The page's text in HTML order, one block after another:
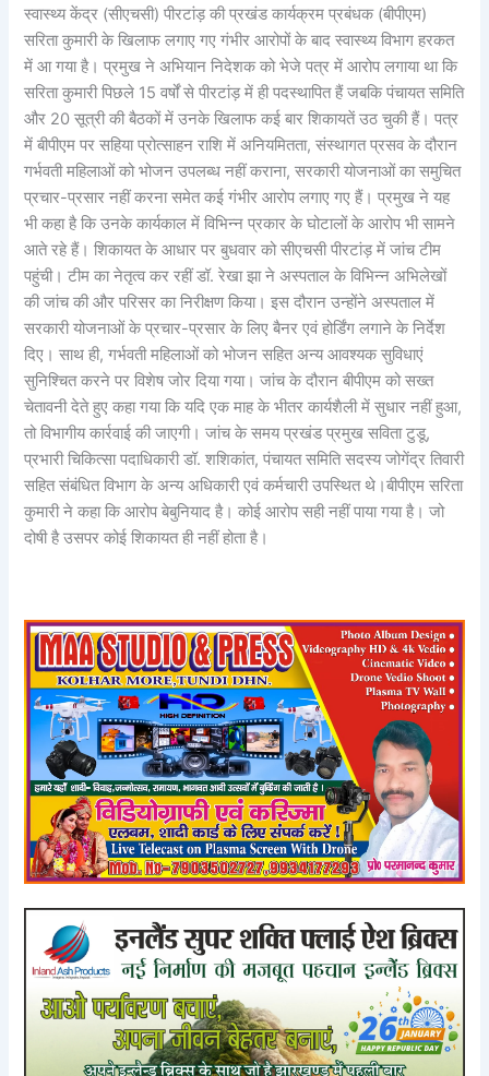
स्वास्थ्य केंद्र (सीएचसी) पीरटांड़ की प्रखंड कार्यक्रम प्रबंधक (बीपीएम)
सरिता कुमारी के खिलाफ लगाए गए गंभीर आरोपों के बाद स्वास्थ्य विभाग हरकत
में आ गया है। प्रमुख ने अभियान निदेशक को भेजे पत्र में आरोप लगाया था कि
सरिता कुमारी पिछले 15 वर्षों से पीरटांड़ में ही पदस्थापित हैं जबकि पंचायत समिति
और 20 सूत्री की बैठकों में उनके खिलाफ कई बार शिकायतें उठ चुकी हैं। पत्र
में बीपीएम पर सहिया प्रोत्साहन राशि में अनियमितता, संस्थागत प्रसव के दौरान
गर्भवती महिलाओं को भोजन उपलब्ध नहीं कराना, सरकारी योजनाओं का समुचित
प्रचार-प्रसार नहीं करना समेत कई गंभीर आरोप लगाए गए हैं। प्रमुख ने यह
भी कहा है कि उनके कार्यकाल में विभिन्न प्रकार के घोटालों के आरोप भी सामने
आते रहे हैं। शिकायत के आधार पर बुधवार को सीएचसी पीरटांड़ में जांच टीम
पहुंची। टीम का नेतृत्व कर रहीं डॉ. रेखा झा ने अस्पताल के विभिन्न अभिलेखों
की जांच की और परिसर का निरीक्षण किया। इस दौरान उन्होंने अस्पताल में
सरकारी योजनाओं के प्रचार-प्रसार के लिए बैनर एवं होर्डिंग लगाने के निर्देश
दिए। साथ ही, गर्भवती महिलाओं को भोजन सहित अन्य आवश्यक सुविधाएं
सुनिश्चित करने पर विशेष जोर दिया गया। जांच के दौरान बीपीएम को सख्त
चेतावनी देते हुए कहा गया कि यदि एक माह के भीतर कार्यशैली में सुधार नहीं हुआ,
तो विभागीय कार्रवाई की जाएगी। जांच के समय प्रखंड प्रमुख सविता टुडू,
प्रभारी चिकित्सा पदाधिकारी डॉ. शशिकांत, पंचायत समिति सदस्य जोगेंद्र तिवारी
सहित संबंधित विभाग के अन्य अधिकारी एवं कर्मचारी उपस्थित थे।बीपीएम सरिता
कुमारी ने कहा कि आरोप बेबुनियाद है। कोई आरोप सही नहीं पाया गया है। जो
दोषी है उसपर कोई शिकायत ही नहीं होता है।